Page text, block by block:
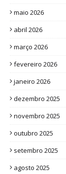
maio 2026
abril 2026
março 2026
fevereiro 2026
janeiro 2026
dezembro 2025
novembro 2025
outubro 2025
setembro 2025
agosto 2025